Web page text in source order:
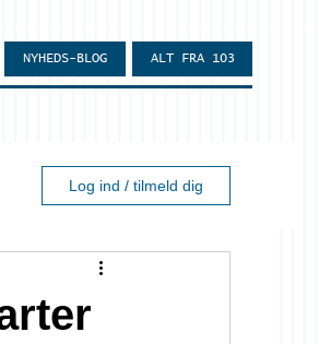
NYHEDS-BLOG ALT FRA 103
Log ind / tilmeld dig